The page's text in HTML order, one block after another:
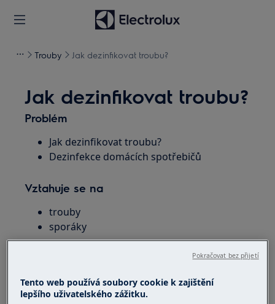
Trouby Jak dezinfikovat troubu?
Jak dezinfikovat troubu?
Problém
Jak dezinfikovat troubu?
Dezinfekce domácích spotřebičů
Vztahuje se na
trouby
sporáky
Několikrát otřete vnější povrch přístroje
pomocí utěrky SOFT SINGLE-USE
Tento web používá soubory cookie k zajištění
lepšího uživatelského zážitku.
Pokračovat bez přijetí